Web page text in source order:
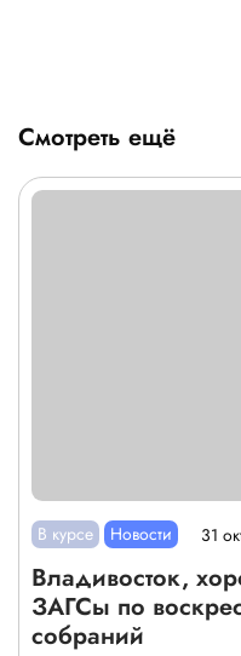
Смотреть ещё
В курсе Новости 31
Владивосток,
ЗАГСы по
собраний